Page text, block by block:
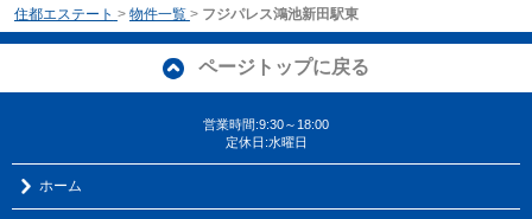
住都エステート > 物件一覧 > フジパレス鴻池新田駅東
ページトップに戻る
営業時間:9:30～18:00
定休日:水曜日
ホーム